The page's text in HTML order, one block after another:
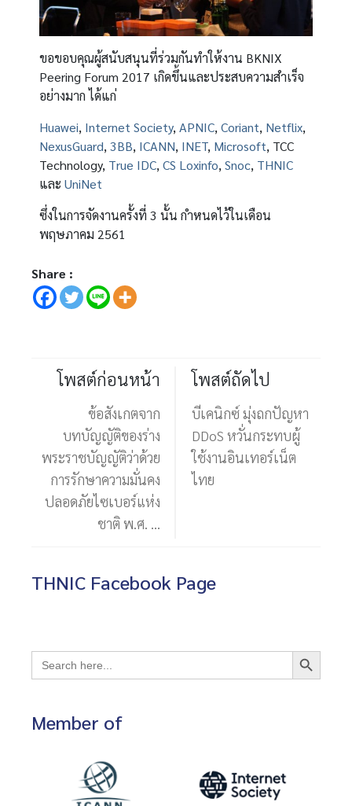
ขอขอบคุณผู้สนับสนุนที่ร่วมกันทำให้งาน BKNIX
Peering Forum 2017 เกิดขึ้นและประสบความสำเร็จ
อย่างมาก ได้แก่
Huawei, Internet Society,APNIC,Coriant, Netflix,
NexusGuard,3BB, ICANN, INET, Microsoft, TCC
Technology, True IDC,CS Loxinfo,Snoc, THNIC
และ UniNet
ซึ่งในการจัดงานครั้งที่ 3 นั้น กำหนดไว้ในเดือน
พฤษภาคม 2561
Share :
โพสต์ก่อนหน้า
ข้อสังเกตจาก
บทบัญญัติของร่าง
พระราชบัญญัติว่าด้วย
การรักษาความมั่นคง
ปลอดภัยไซเบอร์แห่ง
ชาติ พ.ศ. …
โพสต์ถัดไป
บีเคนิกซ์ มุ่งถกปัญหา
DDoS หวั่นกระทบผู้
ใช้งานอินเทอร์เน็ต
ไทย
THNIC Facebook Page
Search
for:
Search Button
Member of